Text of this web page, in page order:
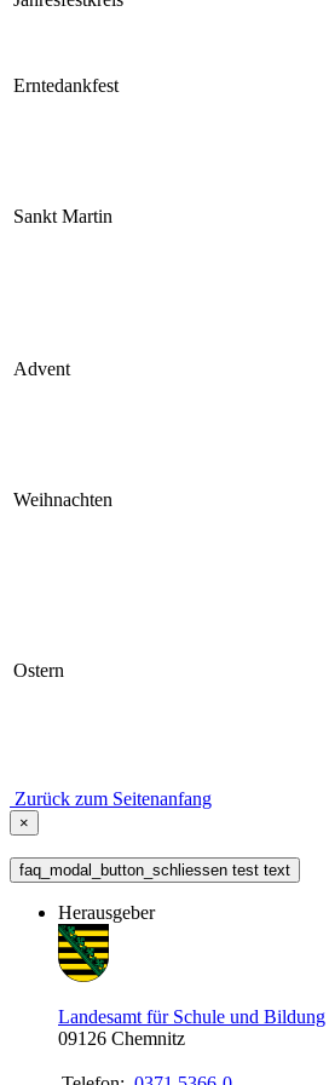
Erntedankfest
Sankt Martin
Advent
Weihnachten
Ostern
Zurück zum Seitenanfang
×
faq_modal_button_schliessen test text
Herausgeber
Landesamt für Schule und Bildung
09126 Chemnitz